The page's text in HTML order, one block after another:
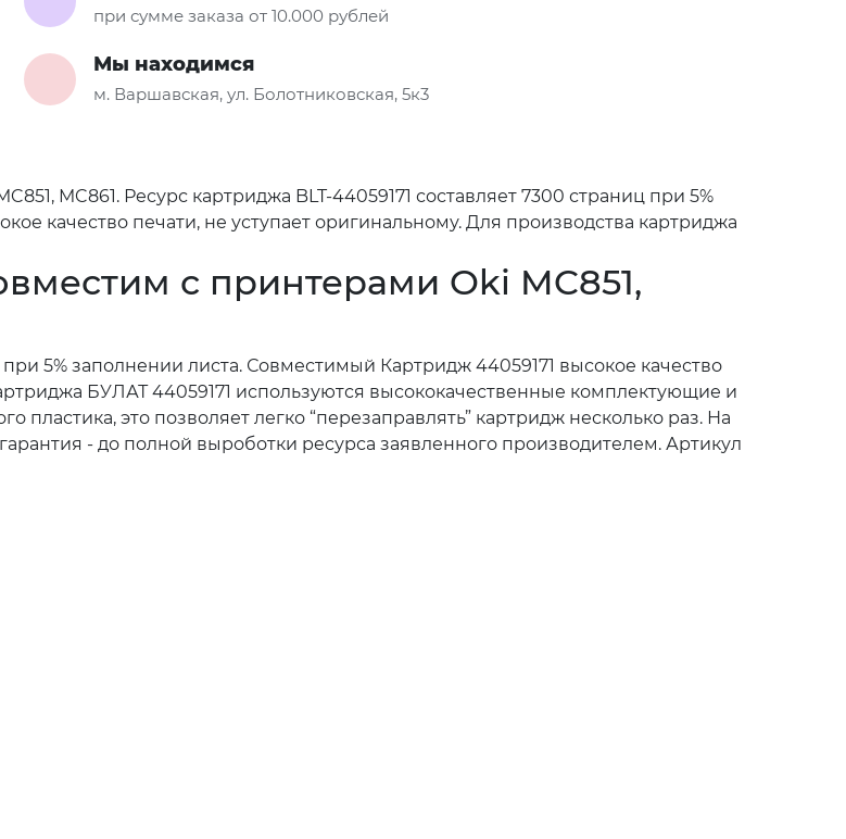
при сумме заказа от 10.000 рублей
Мы находимся
м. Варшавская, ул. Болотниковская, 5к3
MC861. Ресурс картриджа BLT-44059171 составляет 7300 страниц при 5%
качество печати, не уступает оригинальному. Для производства картриджа
с принтерами Oki MC851,
5% заполнении листа. Совместимый Картридж 44059171 высокое качество
БУЛАТ 44059171 используются высококачественные комплектующие и
пластика, это позволяет легко “перезаправлять” картридж несколько раз. На
- до полной выроботки ресурса заявленного производителем. Артикул